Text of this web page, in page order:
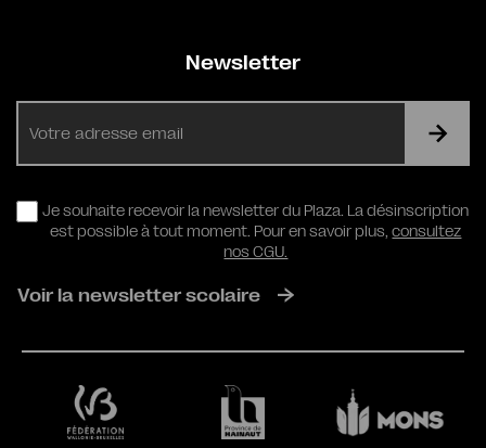
Newsletter
RGPD
Je souhaite recevoir la newsletter du Plaza. La désinscription
est possible à tout moment. Pour en savoir plus,consultez
nos CGU.
Voir la newsletter scolaire